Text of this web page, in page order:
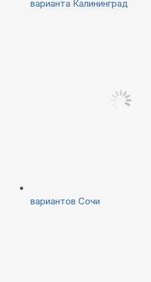
варианта Калининград
вариантов Сочи